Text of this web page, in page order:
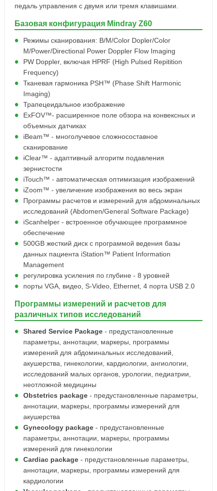
педаль управления с двумя или тремя клавишами.
Базовая конфигурация Mindray Z60
Режимы сканирования: B/M/Color Dopler/Color
M/Power/Directional Power Doppler Flow Imaging
PW Doppler, включая HPRF (High Pulsed Repitition
Frequency)
Тканевая гармоника PSH™ (Phase Shift Harmonic
Imaging)
Трапецеидальное изображение
ExFOV™- расширенное поле обзора на конвексных и
объемных датчиках
iBeam™ - многолучевое сложносоставное
сканирование
iClear™ - адаптивный алгоритм подавления
зернистости
iTouch™ - автоматическая оптимизация изображений
iZoom™ - увеличение изображения во весь экран
Программы расчетов и измерений для абдоминальных
исследований (Abdomen/General Software Package)
iScanhelper - встроенное обучающее программное
обеспечение
500GB жесткий диск с программой ведения базы
данных пациента iStation™ Patient Information
Management
регулировка усиления по глубине - 8 уровней
порты VGA, видео, S-Video, Ethernet, 4 порта USB 2.0
Программы измерений и расчетов для
различных типов исследований
Shared Service Package- предустановленные
параметры, аннотации, маркеры, программы
измерений для абдоминальных исследований,
акушерства, гинекологии, кардиологии, ангиологии,
исследований малых органов, урологии, педиатрии,
неотложной медицины
Obstetrics package- предустановленные параметры,
аннотации, маркеры, программы измерений для
акушерства
Gynecology package- предустановленные
параметры, аннотации, маркеры, программы
измерений для гинекологии
Cardiac package- предустановленные параметры,
аннотации, маркеры, программы измерений для
кардиологии